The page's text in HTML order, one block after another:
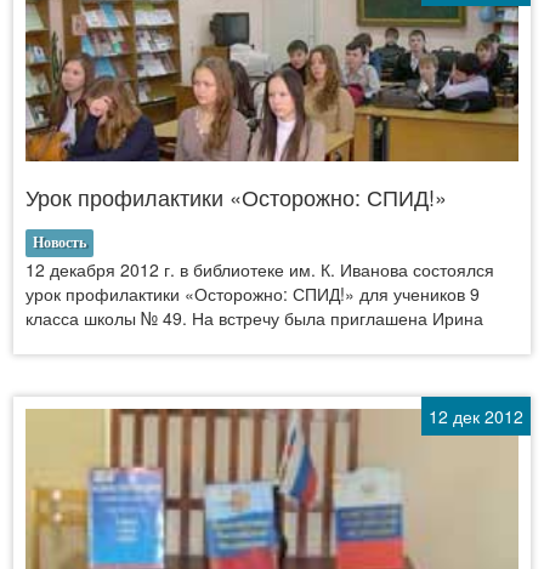
Урок профилактики «Осторожно: СПИД!»
Новость
12 декабря 2012 г. в библиотеке им. К. Иванова состоялся
урок профилактики «Осторожно: СПИД!» для учеников 9
класса школы № 49. На встречу была приглашена Ирина
12 дек 2012